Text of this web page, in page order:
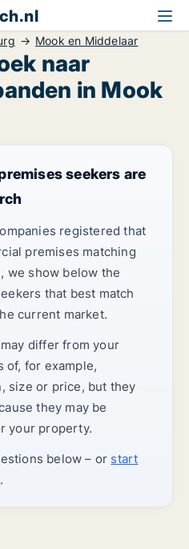
Mook en Middelaar
naar
in Mook
seekers are
registered that
premises matching
we show below the
that best match
current market.
differ from your
of, for example,
size or price, but they
they may be
your property.
below – or start
.